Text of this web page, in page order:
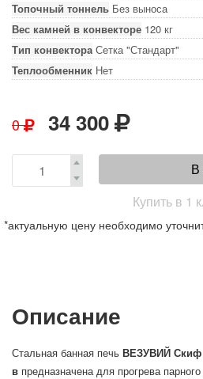
Топочный тоннель Без выноса
Вес камней в конвекторе 120 кг
Тип конвектора Сетка "Стандарт"
Теплообменник Нет
0 34 300
В
Купить в 1
*актуальную цену необходимо
Описание
Стальная банная печь ВЕЗУВИЙ Скиф
в предназначена для прогрева